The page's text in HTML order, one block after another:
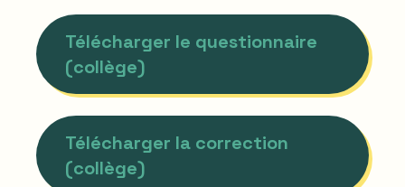
Télécharger le questionnaire
(collège)
Télécharger la correction
(collège)